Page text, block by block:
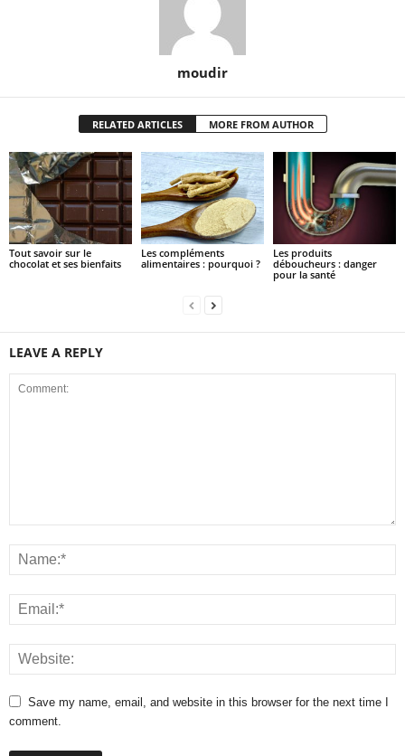
moudir
RELATED ARTICLES MORE FROM AUTHOR
Tout savoir sur le
chocolat et ses bienfaits
Les compléments
alimentaires : pourquoi ?
Les produits
déboucheurs : danger
pour la santé
LEAVE A REPLY
Save my name, email, and website in this browser for the next time I
comment.